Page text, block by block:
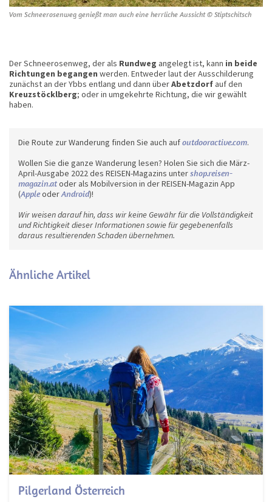
Vom Schneerosenweg genießt man auch eine herrliche Aussicht © Stiptschitsch
Der Schneerosenweg, der als Rundweg angelegt ist, kann in beide
Richtungen begangen werden. Entweder laut der Ausschilderung
zunächst an der Ybbs entlang und dann überAbetzdorf auf den
Kreuzstöcklberg; oder in umgekehrte Richtung, die wir gewählt
haben.
Die Route zur Wanderung finden Sie auch aufoutdooractive.com.
Wollen Sie die ganze Wanderung lesen? Holen Sie sich die März-
April-Ausgabe 2022 des REISEN-Magazins untershop.reisen-
magazin.atoder als Mobilversion in der REISEN-Magazin App
(AppleoderAndroid)!
Wir weisen darauf hin, dass wir keine Gewähr für die Vollständigkeit
und Richtigkeit dieser Informationen sowie für gegebenenfalls
daraus resultierenden Schaden übernehmen.
Ähnliche Artikel
Pilgerland Österreich